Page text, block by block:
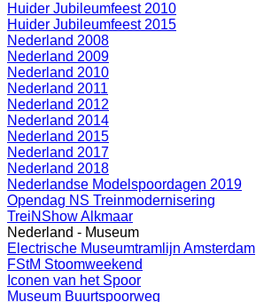
Huider Jubileumfeest 2010
Huider Jubileumfeest 2015
Nederland 2008
Nederland 2009
Nederland 2010
Nederland 2011
Nederland 2012
Nederland 2014
Nederland 2015
Nederland 2017
Nederland 2018
Nederlandse Modelspoordagen 2019
Opendag NS Treinmodernisering
TreiNShow Alkmaar
Nederland - Museum
Electrische Museumtramlijn Amsterdam
FStM Stoomweekend
Iconen van het Spoor
Museum Buurtspoorweg